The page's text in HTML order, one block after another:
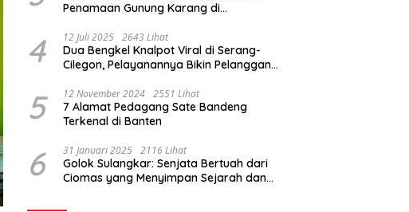
Penamaan Gunung Karang di
4 12 Juli 2025 2643 Lihat
Dua Bengkel Knalpot Viral di Serang-
Cilegon, Pelayanannya Bikin Pelanggan
5 12 November 2024 2551 Lihat
7 Alamat Pedagang Sate Bandeng
Terkenal di Banten
6 31 Januari 2025 2116 Lihat
Golok Sulangkar: Senjata Bertuah dari
Ciomas yang Menyimpan Sejarah dan